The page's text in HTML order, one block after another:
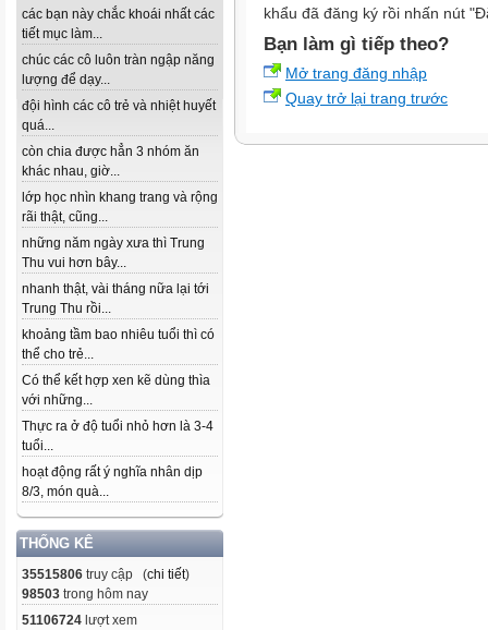
các bạn này chắc khoái nhất các
tiết mục làm...
chúc các cô luôn tràn ngập năng
lượng để dạy...
đội hình các cô trẻ và nhiệt huyết
quá...
còn chia được hẳn 3 nhóm ăn
khác nhau, giờ...
lớp học nhìn khang trang và rộng
rãi thật, cũng...
những năm ngày xưa thì Trung
Thu vui hơn bây...
nhanh thật, vài tháng nữa lại tới
Trung Thu rồi...
khoảng tầm bao nhiêu tuổi thì có
thể cho trẻ...
Có thể kết hợp xen kẽ dùng thìa
với những...
Thực ra ở độ tuổi nhỏ hơn là 3-4
tuổi...
hoạt động rất ý nghĩa nhân dịp
8/3, món quà...
THỐNG KÊ
35515806 truy cập (chi tiết)
98503 trong hôm nay
51106724 lượt xem
khẩu đã đăng ký rồi nhấn nút
Bạn làm gì tiếp theo?
Mở trang đăng nhập
Quay trở lại trang trước